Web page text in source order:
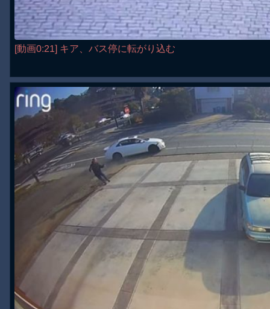
[動画0:21] キア、バス停に転がり込む